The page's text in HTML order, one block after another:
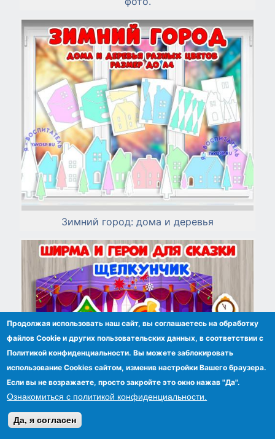
Зимний город: дома и деревья
Продолжая использовать наш сайт, вы соглашаетесь на обработку
файлов Сookie и других пользовательских данных, в соответствии с
Политикой конфиденциальности. Вы можете заблокировать
использование Cookies сайтом, изменив настройки Вашего браузера.
Если вы не возражаете, просто закройте это окно нажав "Да".
Ознакомиться с политикой конфиденциальности.
Да, я согласен